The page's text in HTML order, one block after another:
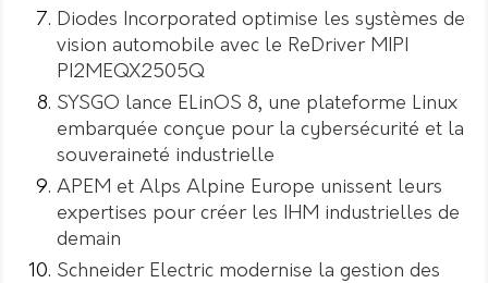
Diodes Incorporated optimise les systèmes de
vision automobile avec le ReDriver MIPI
PI2MEQX2505Q
SYSGO lance ELinOS 8, une plateforme Linux
embarquée conçue pour la cybersécurité et la
souveraineté industrielle
APEM et Alps Alpine Europe unissent leurs
expertises pour créer les IHM industrielles de
demain
Schneider Electric modernise la gestion des